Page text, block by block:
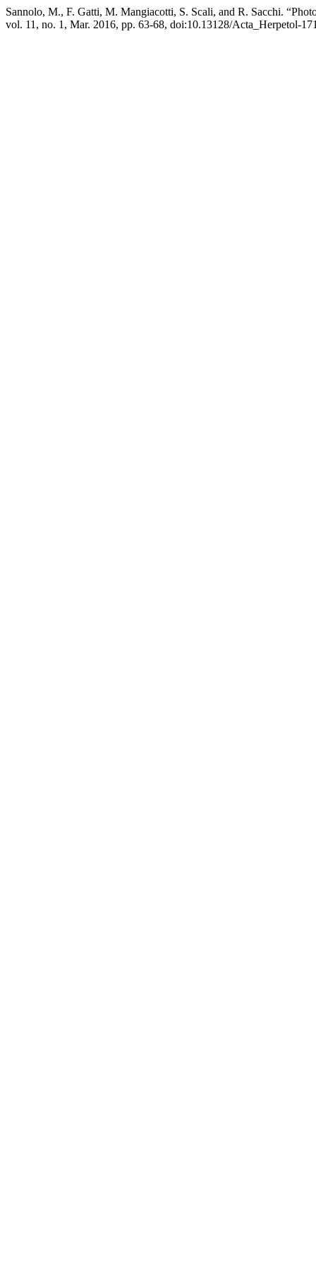
Sannolo, M., F. Gatti, M. Mangiacotti, S. Scali, and R. Sacchi.
vol. 11, no. 1, Mar. 2016, pp. 63-68, doi:10.13128/Acta_Herpetol-